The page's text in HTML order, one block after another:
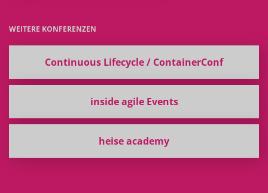
WEITERE KONFERENZEN
Continuous Lifecycle / ContainerConf
inside agile Events
heise academy